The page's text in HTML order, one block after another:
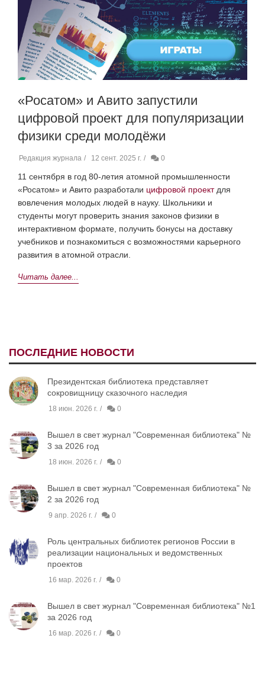
«Росатом» и Авито запустили
цифровой проект для популяризации
физики среди молодёжи
Редакция журнала 12 сент. 2025 г. 0
11 сентября в год 80-летия атомной промышленности
«Росатом» и Авито разработали цифровой проектдля
вовлечения молодых людей в науку. Школьники и
студенты могут проверить знания законов физики в
интерактивном формате, получить бонусы на доставку
учебников и познакомиться с возможностями карьерного
развития в атомной отрасли.
Читать далее...
ПОСЛЕДНИЕ НОВОСТИ
Президентская библиотека представляет
сокровищницу сказочного наследия
18 июн. 2026 г. 0
Вышел в свет журнал "Современная библиотека" №
3 за 2026 год
18 июн. 2026 г. 0
Вышел в свет журнал "Современная библиотека" №
2 за 2026 год
9 апр. 2026 г. 0
Роль центральных библиотек регионов России в
реализации национальных и ведомственных
проектов
16 мар. 2026 г. 0
Вышел в свет журнал "Современная библиотека" №1
за 2026 год
16 мар. 2026 г. 0